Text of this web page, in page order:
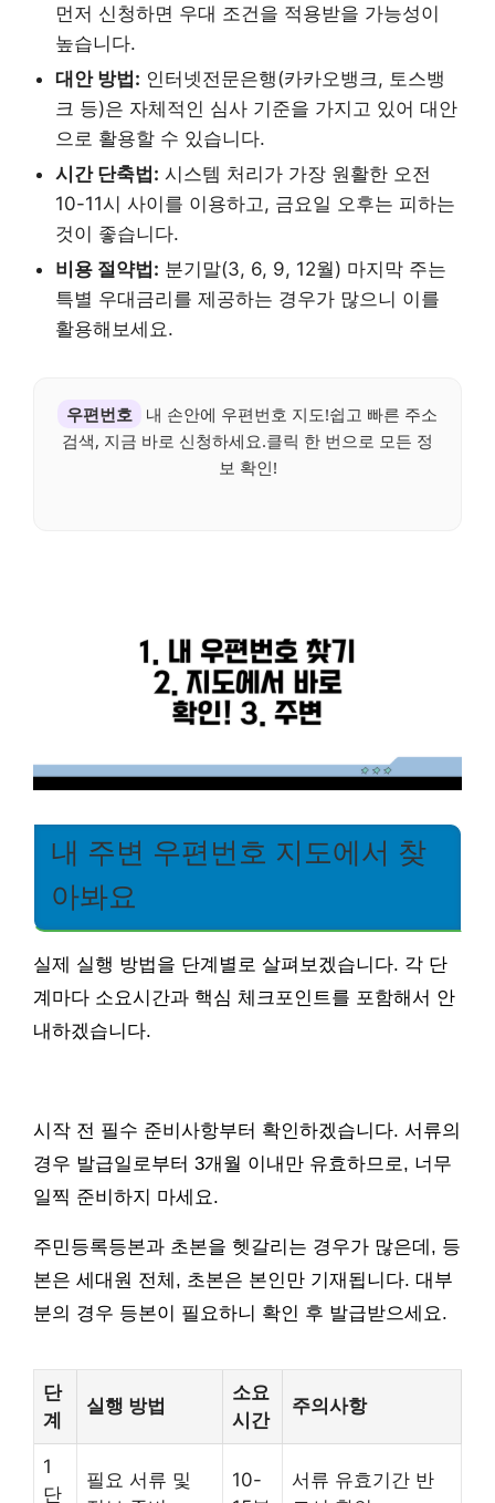
먼저 신청하면 우대 조건을 적용받을 가능성이
높습니다.
대안 방법: 인터넷전문은행(카카오뱅크, 토스뱅
크 등)은 자체적인 심사 기준을 가지고 있어 대안
으로 활용할 수 있습니다.
시간 단축법: 시스템 처리가 가장 원활한 오전
10-11시 사이를 이용하고, 금요일 오후는 피하는
것이 좋습니다.
비용 절약법: 분기말(3, 6, 9, 12월) 마지막 주는
특별 우대금리를 제공하는 경우가 많으니 이를
활용해보세요.
우편번호
내 손안에 우편번호 지도!쉽고 빠른 주소
검색, 지금 바로 신청하세요.클릭 한 번으로 모든 정
보 확인!
내 주변 우편번호 지도에서 찾
아봐요
실제 실행 방법을 단계별로 살펴보겠습니다. 각 단
계마다 소요시간과 핵심 체크포인트를 포함해서 안
내하겠습니다.
시작 전 필수 준비사항부터 확인하겠습니다. 서류의
경우 발급일로부터 3개월 이내만 유효하므로, 너무
일찍 준비하지 마세요.
주민등록등본과 초본을 헷갈리는 경우가 많은데, 등
본은 세대원 전체, 초본은 본인만 기재됩니다. 대부
분의 경우 등본이 필요하니 확인 후 발급받으세요.
단
계
실행 방법
소요
시간
주의사항
1
단
필요 서류 및
10-
서류 유효기간 반